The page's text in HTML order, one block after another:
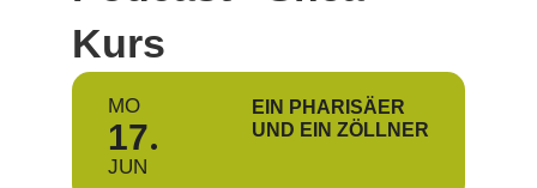
Kurs
MO
17
JUN
EIN PHARISÄER
UND EIN ZÖLLNER